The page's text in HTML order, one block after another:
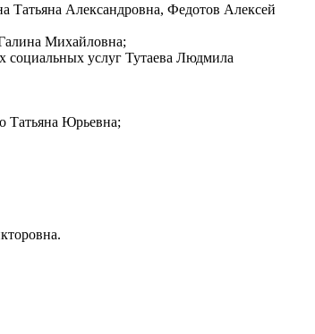
Татьяна Александровна, Федотов Алексей
Михайловна;
социальных услуг Тутаева Людмила
Татьяна Юрьевна;